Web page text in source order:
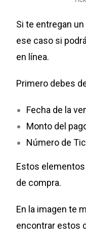
Si te entregan
ese caso si
en línea.
Primero debes
Fecha de la
Monto del
Número de
Estos
de compra.
En la imagen te
encontrar estos